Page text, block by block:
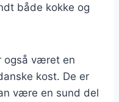
både kokke og
også været en
kost. De er
være en sund del